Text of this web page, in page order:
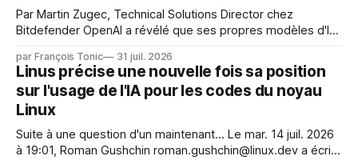
Par Martin Zugec, Technical Solutions Director chez
Bitdefender OpenAI a révélé que ses propres modèles d'IA,
s'étaient échappés de leur environnement isolé (sandbox)
et avaient mené une intrusion non autorisée sur Hugging
Face. La réaction
par François Tonic 31 juil. 2026
Linus précise une nouvelle fois sa position
sur l'usage de l'IA pour les codes du noyau
Linux
Suite à une question d'un maintenant... Le mar. 14 juil. 2026
à 19:01, Roman Gushchin roman.gushchin@linux.dev a écrit :